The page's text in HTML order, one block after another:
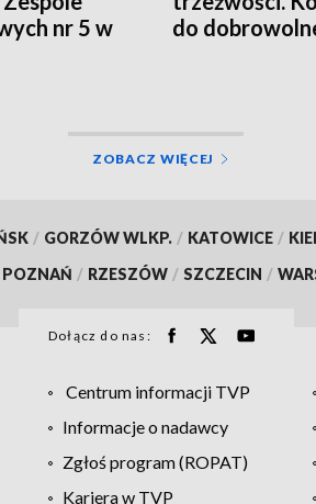
nr 5 w
do
ZOBACZ WIĘCEJ
/ GORZÓW WLKP. / KATOWICE /
POZNAŃ / RZESZÓW / SZCZECIN /
Dołącz do nas:
Centrum informacji TVP
Informacje o nadawcy
Zgłoś program (ROPAT)
Kariera w TVP